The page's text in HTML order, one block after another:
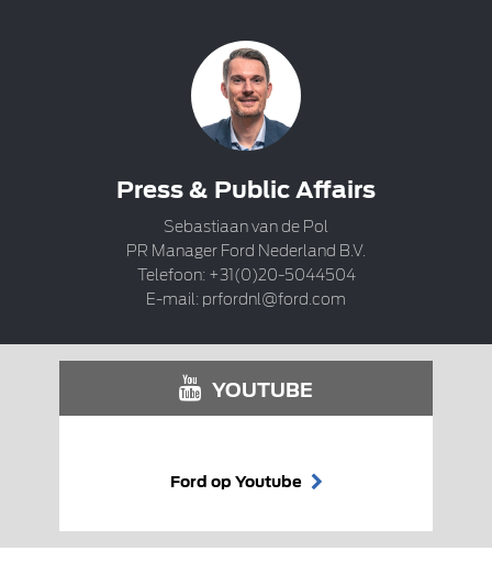
Press & Public Affairs
Sebastiaan van de Pol
PR Manager Ford Nederland B.V.
Telefoon: +31(0)20-5044504
E-mail: prfordnl@ford.com
YOUTUBE
Ford op Youtube